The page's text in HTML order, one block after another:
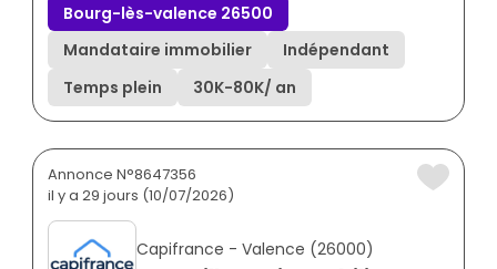
Bourg-lès-valence 26500
Mandataire immobilier
Indépendant
Temps plein
30K-80K/ an
Annonce N°8647356
il y a 29 jours (10/07/2026)
Capifrance - Valence (26000)